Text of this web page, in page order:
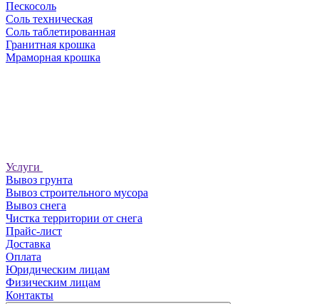
Пескосоль
Соль техническая
Соль таблетированная
Гранитная крошка
Мраморная крошка
Услуги
Вывоз грунта
Вывоз строительного мусора
Вывоз снега
Чистка территории от снега
Прайс-лист
Доставка
Оплата
Юридическим лицам
Физическим лицам
Контакты